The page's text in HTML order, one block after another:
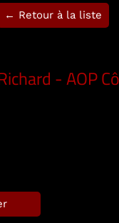
← Retour à la liste
- AOP